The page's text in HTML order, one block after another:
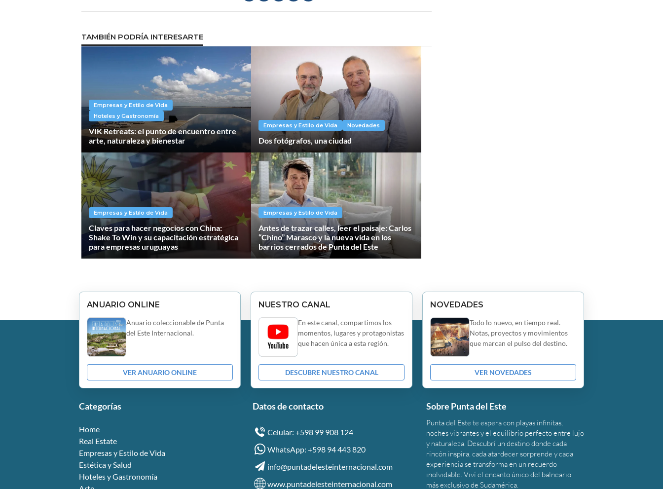
TAMBIÉN PODRÍA INTERESARTE
Empresas y Estilo de Vida
Hoteles y Gastronomía
VIK Retreats: el punto de encuentro entre
arte, naturaleza y bienestar
Empresas y Estilo de Vida Novedades
Dos fotógrafos, una ciudad
Empresas y Estilo de Vida
Claves para hacer negocios con China:
Shake To Win y su capacitación estratégica
para empresas uruguayas
Empresas y Estilo de Vida
Antes de trazar calles, leer el paisaje: Carlos
“Chino” Marasco y la nueva vida en los
barrios cerrados de Punta del Este
ANUARIO ONLINE
Anuario coleccionable de Punta
del Este Internacional.
VER ANUARIO ONLINE
NUESTRO CANAL
En este canal, compartimos los
momentos, lugares y protagonistas
que hacen única a esta región.
DESCUBRE NUESTRO CANAL
NOVEDADES
Todo lo nuevo, en tiempo real.
Notas, proyectos y movimientos
que marcan el pulso del destino.
VER NOVEDADES
Categorías
Home
Real Estate
Empresas y Estilo de Vida
Estética y Salud
Hoteles y Gastronomía
Datos de contacto
Celular: +598 99 908 124
WhatsApp: +598 94 443 820
info@puntadelesteinternacional.com
www.puntadelesteinternacional.com
Sobre Punta del Este
Punta del Este te espera con playas infinitas,
noches vibrantes y el equilibrio perfecto entre lujo
y naturaleza. Descubrí un destino donde cada
rincón inspira, cada atardecer sorprende y cada
experiencia se transforma en un recuerdo
inolvidable. Viví el encanto único del balneario
más exclusivo de Sudamérica.